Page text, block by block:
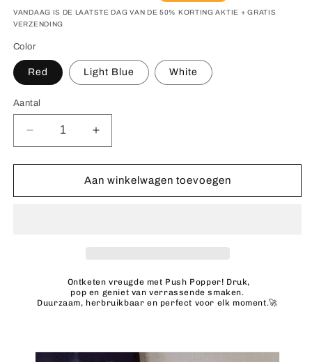
prijs
VANDAAG IS DE LAATSTE DAG VAN DE 50% KORTING AKTIE + GRATIS
VERZENDING
Color
Red Light Blue White
Aantal
Aantal
verlagen
voor
Popper
Aantal
verhogen
voor
Push
Popper
Aan winkelwagen toevoegen
Ontketen vreugde met Push Popper! Druk,
pop en geniet van verrassende smaken.
Duurzaam, herbruikbaar en perfect voor elk moment.🚀